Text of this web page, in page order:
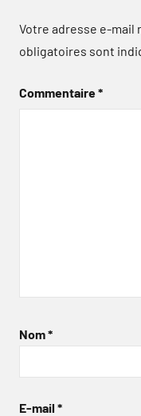
Votre adresse e-mail
obligatoires sont
Commentaire*
Nom*
E-mail *